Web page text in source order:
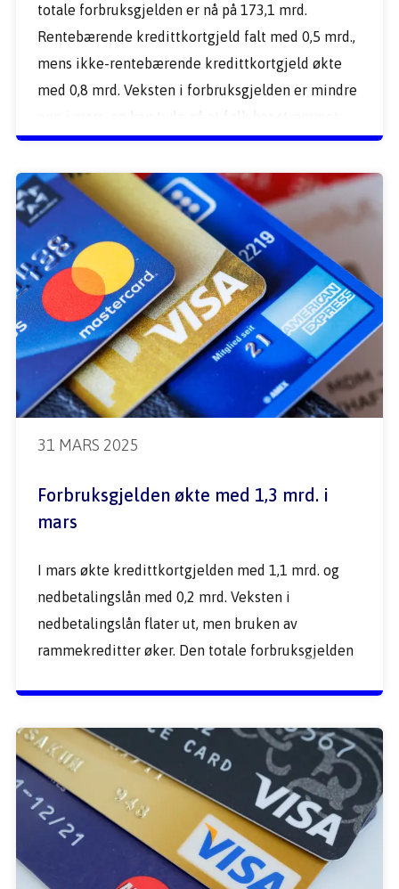
totale forbruksgjelden er nå på 173,1 mrd.
Rentebærende kredittkortgjeld falt med 0,5 mrd.,
mens ikke-rentebærende kredittkortgjeld økte
med 0,8 mrd. Veksten i forbruksgjelden er mindre
enn i mars, og kan tyde på at folk har strammet
inn på forbruket sitt.
31 MARS 2025
Forbruksgjelden økte med 1,3 mrd. i
mars
I mars økte kredittkortgjelden med 1,1 mrd. og
nedbetalingslån med 0,2 mrd. Veksten i
nedbetalingslån flater ut, men bruken av
rammekreditter øker. Den totale forbruksgjelden